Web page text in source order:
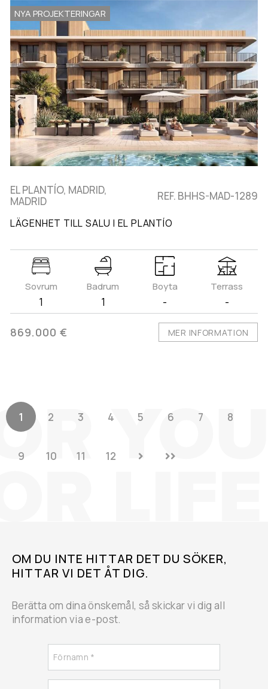
NYA PROJEKTERINGAR
EL PLANTÍO, MADRID,
MADRID
REF. BHHS-MAD-1289
LÄGENHET TILL SALU I EL PLANTÍO
Sovrum
1
Badrum
1
Boyta
-
Terrass
-
869.000 € MER INFORMATION
1 2 3 4 5 6 7 8
9 10 11 12
OM DU INTE HITTAR DET DU SÖKER,
HITTAR VI DET ÅT DIG.
Berätta om dina önskemål, så skickar vi dig all
information via e-post.